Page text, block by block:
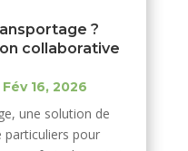
?
collaborative
Fév 16, 2026
une solution de
particuliers pour